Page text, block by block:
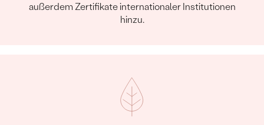
außerdem Zertifikate internationaler Institutionen
hinzu.